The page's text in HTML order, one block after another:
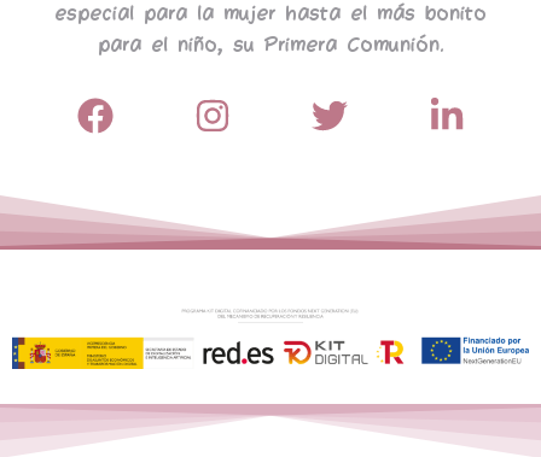
especial para la mujer hasta el más bonito
para el niño, su Primera Comunión.